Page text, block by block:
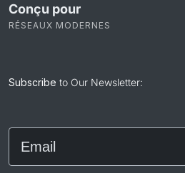
Conçu pour
RÉSEAUX MODERNES
Subscribe to Our Newsletter:
Email